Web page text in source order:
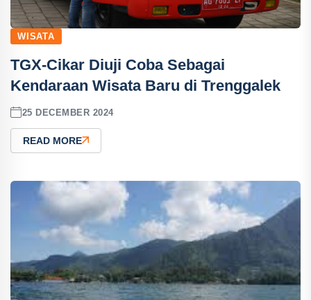
WISATA
TGX-Cikar Diuji Coba Sebagai
Kendaraan Wisata Baru di Trenggalek
25 DECEMBER 2024
READ MORE